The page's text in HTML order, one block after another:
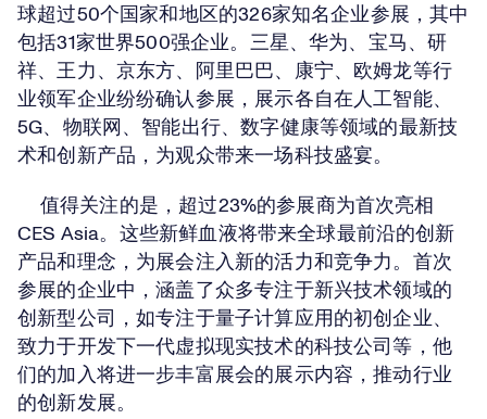
球超过50个国家和地区的326家知名企业参展，其中
包括31家世界500强企业。三星、华为、宝马、研
祥、王力、京东方、阿里巴巴、康宁、欧姆龙等行
业领军企业纷纷确认参展，展示各自在人工智能、
5G、物联网、智能出行、数字健康等领域的最新技
术和创新产品，为观众带来一场科技盛宴。
值得关注的是，超过23%的参展商为首次亮相
CES Asia。这些新鲜血液将带来全球最前沿的创新
产品和理念，为展会注入新的活力和竞争力。首次
参展的企业中，涵盖了众多专注于新兴技术领域的
创新型公司，如专注于量子计算应用的初创企业、
致力于开发下一代虚拟现实技术的科技公司等，他
们的加入将进一步丰富展会的展示内容，推动行业
的创新发展。